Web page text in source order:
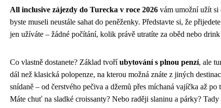
All inclusive zájezdy do Turecka v roce 2026 vám umožní užít
byste museli neustále sahat do peněženky. Představte si, že
jen užíváte – žádné počítání, kolik právě utratíte za oběd nebo
Co vlastně dostanete? Základ tvoříubytování s plnou penzí, ale
dál než klasická polopenze, na kterou možná znáte z jiných
snídaně – od čerstvého pečiva a džemů přes míchaná vajíčka až
Máte chuť na sladké croissanty? Nebo raději slaninu a párky?